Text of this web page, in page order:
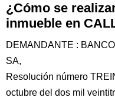
¿Cómo se
inmueble en
DEMANDANTE :
SA,
Resolución número
octubre del dos mil